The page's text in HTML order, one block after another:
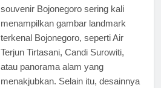
souvenir Bojonegoro sering kali
menampilkan gambar landmark
terkenal Bojonegoro, seperti Air
Terjun Tirtasani, Candi Surowiti,
atau panorama alam yang
menakjubkan. Selain itu, desainnya